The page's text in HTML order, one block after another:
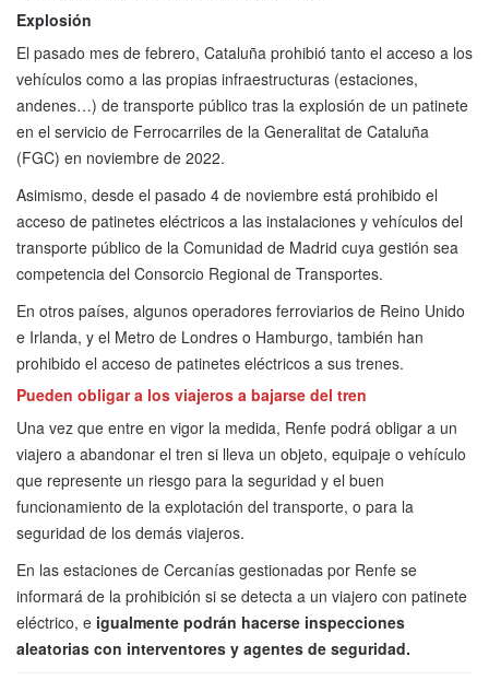
Explosión
El pasado mes de febrero, Cataluña prohibió tanto el acceso a los
vehículos como a las propias infraestructuras (estaciones,
andenes…) de transporte público tras la explosión de un patinete
en el servicio de Ferrocarriles de la Generalitat de Cataluña
(FGC) en noviembre de 2022.
Asimismo, desde el pasado 4 de noviembre está prohibido el
acceso de patinetes eléctricos a las instalaciones y vehículos del
transporte público de la Comunidad de Madrid cuya gestión sea
competencia del Consorcio Regional de Transportes.
En otros países, algunos operadores ferroviarios de Reino Unido
e Irlanda, y el Metro de Londres o Hamburgo, también han
prohibido el acceso de patinetes eléctricos a sus trenes.
Pueden obligar a los viajeros a bajarse del tren
Una vez que entre en vigor la medida, Renfe podrá obligar a un
viajero a abandonar el tren si lleva un objeto, equipaje o vehículo
que represente un riesgo para la seguridad y el buen
funcionamiento de la explotación del transporte, o para la
seguridad de los demás viajeros.
En las estaciones de Cercanías gestionadas por Renfe se
informará de la prohibición si se detecta a un viajero con patinete
eléctrico, e igualmente podrán hacerse inspecciones
aleatorias con interventores y agentes de seguridad.